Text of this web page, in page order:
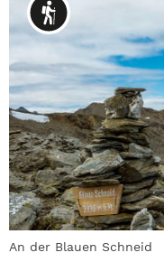
An der Blauen Schneid